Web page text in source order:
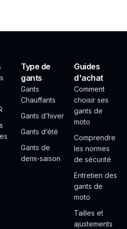
Type de
gants
Gants
Chauffants
Gants d’hiver
Gants d’été
Gants de
demi-saison
Guides
d'achat
Comment
choisir ses
gants de
moto
Comprendre
les normes
de sécurité
Entretien des
gants de
moto
Tailles et
ajustements